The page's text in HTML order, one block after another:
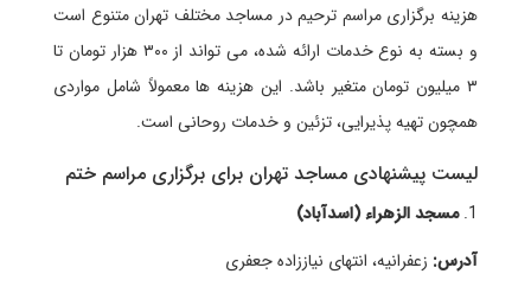
هزینه برگزاری مراسم ترحیم در مساجد مختلف تهران متنوع است
و بسته به نوع خدمات ارائه شده، می تواند از ۳۰۰ هزار تومان تا
۳ میلیون تومان متغیر باشد. این هزینه ها معمولاً شامل مواردی
همچون تهیه پذیرایی، تزئین و خدمات روحانی است.
لیست پیشنهادی مساجد تهران برای برگزاری مراسم ختم
1. مسجد الزهراء (اسدآباد)
آدرس: زعفرانیه، انتهای نیاززاده جعفری